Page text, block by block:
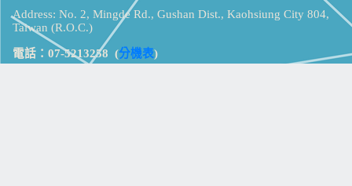
Address: No. 2, Mingde Rd., Gushan Dist., Kaohsiung City 804,
Taiwan (R.O.C.)
電話：07-5213258 (分機表)